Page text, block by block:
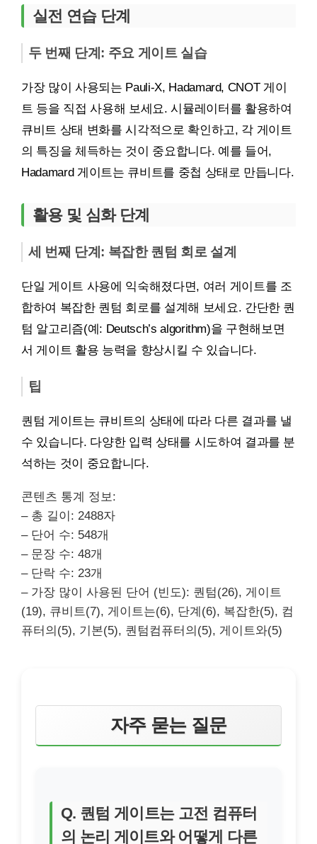
실전 연습 단계
두 번째 단계: 주요 게이트 실습
가장 많이 사용되는 Pauli-X, Hadamard, CNOT 게이
트 등을 직접 사용해 보세요. 시뮬레이터를 활용하여
큐비트 상태 변화를 시각적으로 확인하고, 각 게이트
의 특징을 체득하는 것이 중요합니다. 예를 들어,
Hadamard 게이트는 큐비트를 중첩 상태로 만듭니다.
활용 및 심화 단계
세 번째 단계: 복잡한 퀀텀 회로 설계
단일 게이트 사용에 익숙해졌다면, 여러 게이트를 조
합하여 복잡한 퀀텀 회로를 설계해 보세요. 간단한 퀀
텀 알고리즘(예: Deutsch’s algorithm)을 구현해보면
서 게이트 활용 능력을 향상시킬 수 있습니다.
팁
퀀텀 게이트는 큐비트의 상태에 따라 다른 결과를 낼
수 있습니다. 다양한 입력 상태를 시도하여 결과를 분
석하는 것이 중요합니다.
콘텐츠 통계 정보:
– 총 길이: 2488자
– 단어 수: 548개
– 문장 수: 48개
– 단락 수: 23개
– 가장 많이 사용된 단어 (빈도): 퀀텀(26), 게이트
(19), 큐비트(7), 게이트는(6), 단계(6), 복잡한(5), 컴
퓨터의(5), 기본(5), 퀀텀컴퓨터의(5), 게이트와(5)
자주 묻는 질문
Q. 퀀텀 게이트는 고전 컴퓨터
의 논리 게이트와 어떻게 다른